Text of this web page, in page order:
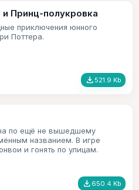
Принц-полукровка
приключения юнного
Поттера.
file_download 521.9 Kb
по ещё не вышедшему
названием. В игре
и гонять по улицам.
file_download 650.4 Kb